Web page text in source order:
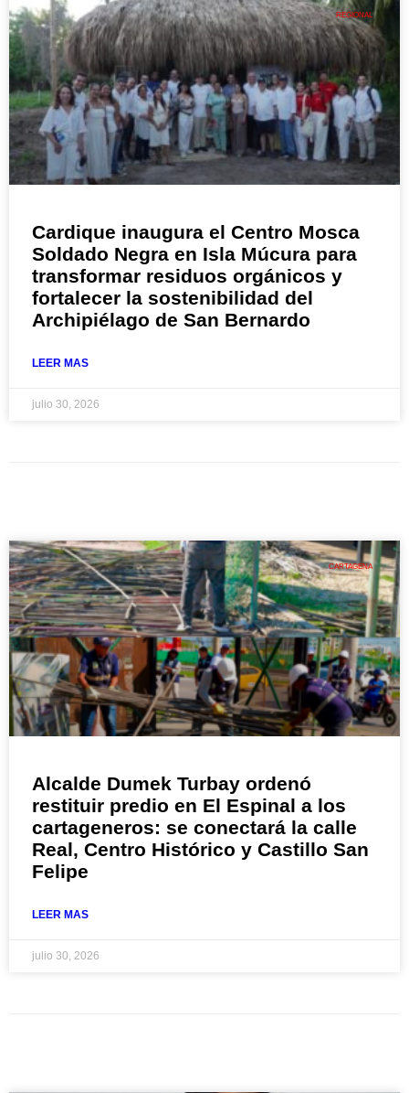
REGIONAL
Cardique inaugura el Centro Mosca
Soldado Negra en Isla Múcura para
transformar residuos orgánicos y
fortalecer la sostenibilidad del
Archipiélago de San Bernardo
LEER MAS
julio 30, 2026
CARTAGENA
Alcalde Dumek Turbay ordenó
restituir predio en El Espinal a los
cartageneros: se conectará la calle
Real, Centro Histórico y Castillo San
Felipe
LEER MAS
julio 30, 2026